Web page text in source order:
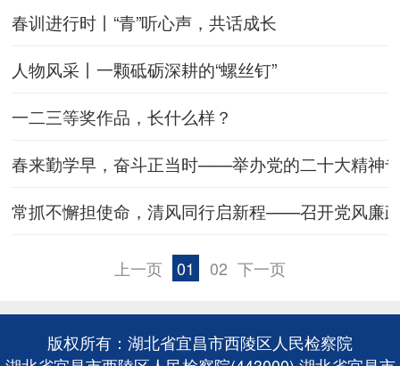
春训进行时丨“青”听心声，共话成长
人物风采丨一颗砥砺深耕的“螺丝钉”
一二三等奖作品，长什么样？
春来勤学早，奋斗正当时——举办党的二十大精神
常抓不懈担使命，清风同行启新程——召开党风廉
上一页 01 02 下一页
版权所有：湖北省宜昌市西陵区人民检察院